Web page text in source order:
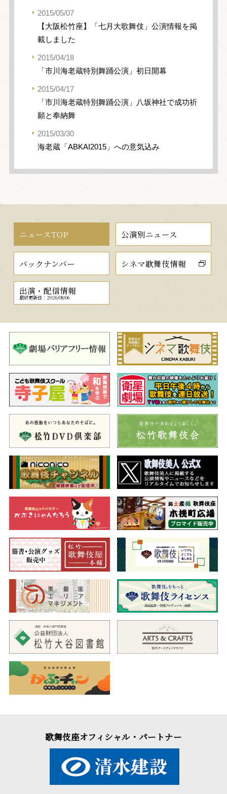
2015/05/07
【大阪松竹座】「七月大歌舞伎」公演情報を掲
載しました
2015/04/18
「市川海老蔵特別舞踊公演」初日開幕
2015/04/17
「市川海老蔵特別舞踊公演」八坂神社で成功祈
願と奉納舞
2015/03/30
海老蔵「ABKAI2015」への意気込み
ニュースTOP 公演別ニュース
バックナンバー シネマ歌舞伎情報
出演・配信情報
最終更新日：2026/08/06
歌舞伎座オフィシャル・パートナー